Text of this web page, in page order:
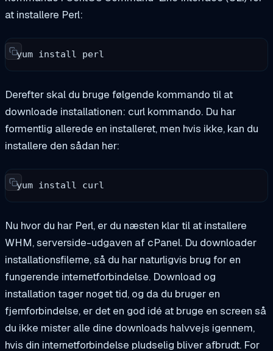
at installere Perl:
yum install perl
Derefter skal du bruge følgende kommando til at
downloade installationen: curl kommando. Du har
formentlig allerede en installeret, men hvis ikke, kan du
installere den sådan her:
yum install curl
Nu hvor du har Perl, er du næsten klar til at installere
WHM, serverside-udgaven af cPanel. Du downloader
installationsfilerne, så du har naturligvis brug for en
fungerende internetforbindelse. Download og
installation tager noget tid, og da du bruger en
fjernforbindelse, er det en god idé at bruge en screen så
du ikke mister alle dine downloads halvvejs igennem,
hvis din internetforbindelse pludselig bliver afbrudt. For